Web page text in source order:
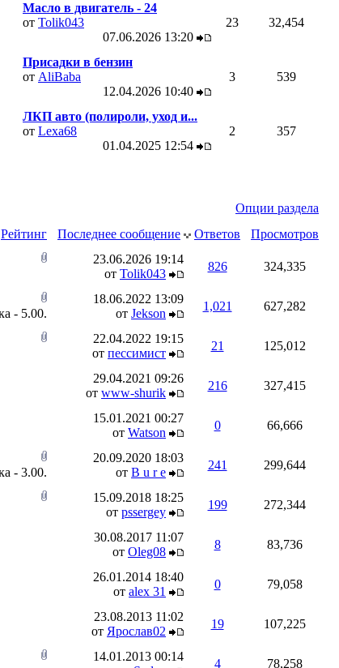
Масло в двигатель - 24
от Tolik043
07.06.2026 13:20
23 32,454
Присадки в бензин
от AliBaba
12.04.2026 10:40
3 539
ЛКП авто (полироли, уход и...
от Lexa68
01.04.2025 12:54
2 357
Опции раздела
Рейтинг
Последнее сообщение Ответов
Просмотров
23.06.2026 19:14
от Tolik043
826 324,335
18.06.2022 13:09
от Jekson
1,021 627,282
22.04.2022 19:15
от пессимист
21 125,012
29.04.2021 09:26
от www-shurik
216 327,415
15.01.2021 00:27
от Watson
0 66,666
20.09.2020 18:03
от B u r e
241 299,644
15.09.2018 18:25
от pssergey
199 272,344
30.08.2017 11:07
от Oleg08
8 83,736
26.01.2014 18:40
от alex 31
0 79,058
23.08.2013 11:02
от Ярослав02
19 107,225
14.01.2013 00:14
4 78,258